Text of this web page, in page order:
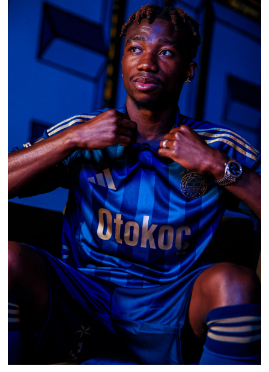
Susurluk
TARİHTE BUGÜN
Trend
TÜRKİYE
VİZYONDAKİLER
YAŞAM